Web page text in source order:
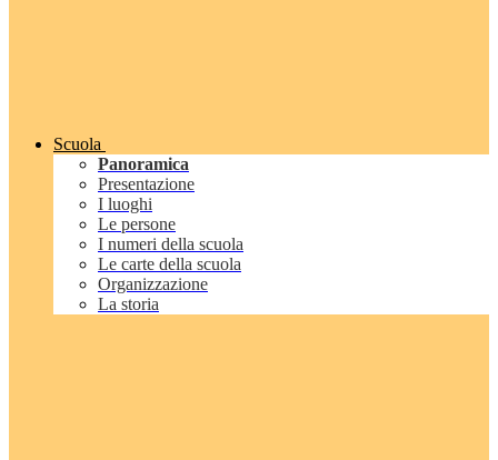
Scuola
Panoramica
Presentazione
I luoghi
Le persone
I numeri della scuola
Le carte della scuola
Organizzazione
La storia